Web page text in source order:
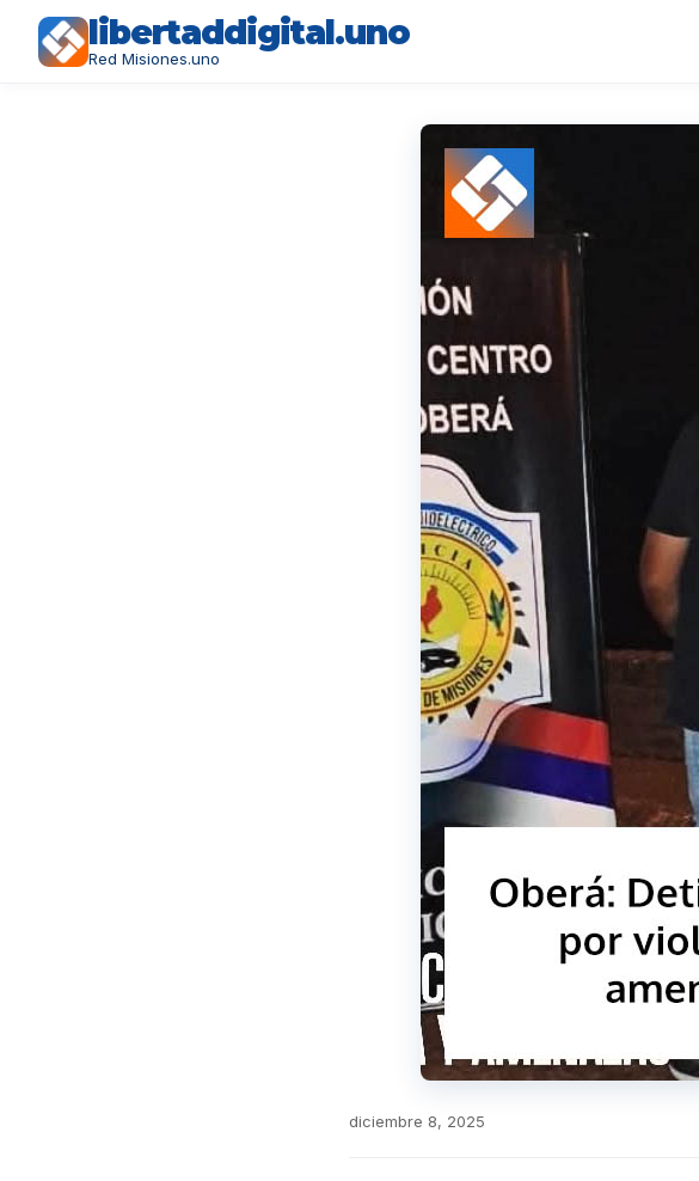
libertaddigital.uno
Red Misiones.uno
diciembre 8, 2025